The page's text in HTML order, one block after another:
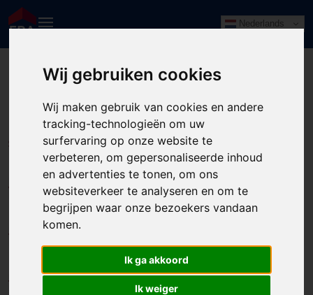
Wij gebruiken cookies
Wij maken gebruik van cookies en andere
tracking-technologieën om uw
surfervaring op onze website te
verbeteren, om gepersonaliseerde inhoud
en advertenties te tonen, om ons
websiteverkeer te analyseren en om te
begrijpen waar onze bezoekers vandaan
komen.
Ik ga akkoord
Ik weiger
Nederlands
Huizenaanbod
Ook verkocht
Straatnaam of woonplaats
Vanaf
Tot
Type woning